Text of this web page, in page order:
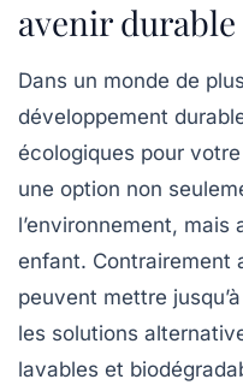
avenir durable
Dans un monde de
développement
écologiques pour
une option non
l’environnement,
enfant. Contrairement
peuvent mettre jusqu’à
les solutions
lavables et